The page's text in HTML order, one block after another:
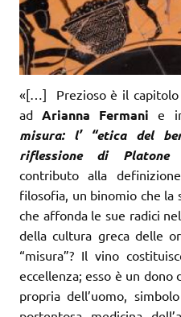
«[…] Prezioso è il capitolo
ad Arianna Fermani e
misura: l’ “etica del
riflessione di Platone
contributo alla
filosofia, un binomio che la
che affonda le sue radici
della cultura greca delle
“misura”? Il vino
eccellenza; esso è un dono
propria dell’uomo,